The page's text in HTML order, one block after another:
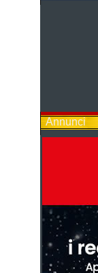
Annunci